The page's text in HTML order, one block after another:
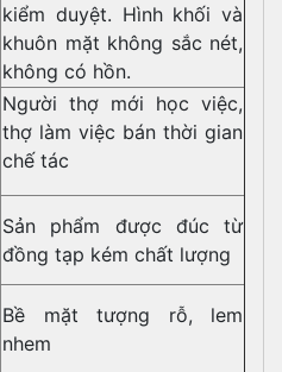
kiểm duyệt. Hình khối và
khuôn mặt không sắc nét,
không có hồn.
Người thợ mới học việc,
thợ làm việc bán thời gian
chế tác
Sản phẩm được đúc từ
đồng tạp kém chất lượng
Bề mặt tượng rỗ, lem
nhem